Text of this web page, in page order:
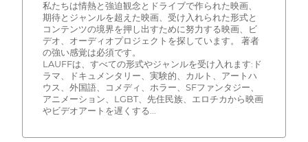
私たちは情熱と強迫観念とドライブで作られた映画、
期待とジャンルを超えた映画、受け入れられた形式と
コンテンツの境界を押し出すために努力する映画、ビ
デオ、オーディオプロジェクトを探しています。 著者
の強い感覚は必須です。
LAUFFは、すべての形式やジャンルを受け入れます:ド
ラマ、ドキュメンタリー、実験的、カルト、アートハ
ウス、外国語、コメディ、ホラー、SFファンタジー、
アニメーション、LGBT、先住民族、エロチカから映画
やビデオアートを遅くする...